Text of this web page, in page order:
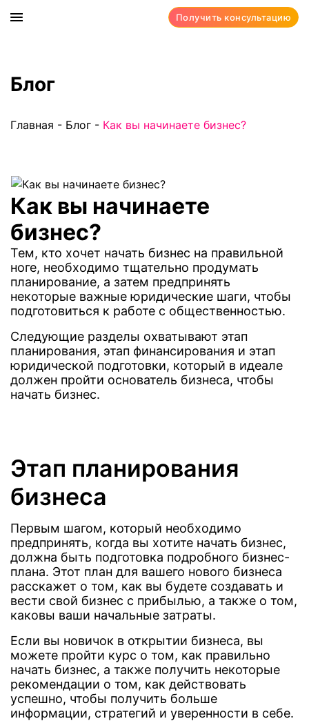
Получить консультацию
Блог
Главная - Блог - Как вы начинаете бизнес?
Как вы начинаете
бизнес?
Тем, кто хочет начать бизнес на правильной
ноге, необходимо тщательно продумать
планирование, а затем предпринять
некоторые важные юридические шаги, чтобы
подготовиться к работе с общественностью.
Следующие разделы охватывают этап
планирования, этап финансирования и этап
юридической подготовки, который в идеале
должен пройти основатель бизнеса, чтобы
начать бизнес.
Этап планирования
бизнеса
Первым шагом, который необходимо
предпринять, когда вы хотите начать бизнес,
должна быть подготовка подробного бизнес-
плана. Этот план для вашего нового бизнеса
расскажет о том, как вы будете создавать и
вести свой бизнес с прибылью, а также о том,
каковы ваши начальные затраты.
Если вы новичок в открытии бизнеса, вы
можете пройти курс о том, как правильно
начать бизнес, а также получить некоторые
рекомендации о том, как действовать
успешно, чтобы получить больше
информации, стратегий и уверенности в себе.